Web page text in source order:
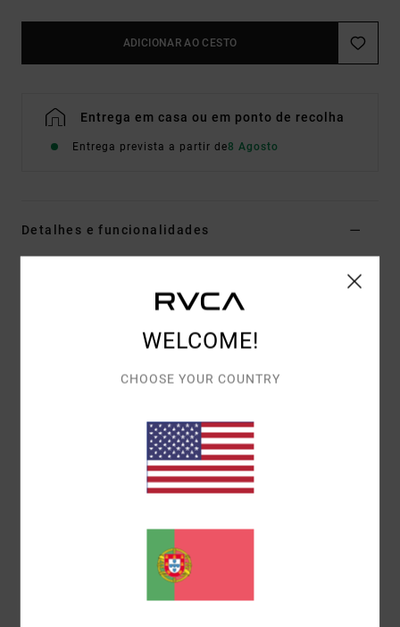
ADICIONAR AO CESTO
Entrega em casa ou em ponto de recolha
Entrega prevista a partir de8 Agosto
Detalhes e funcionalidades
Código de Cor
algodão orgânico [160 g/m2]
estampado frontal impressa em
[Tecido principal] 100% algodão orgânico
Envio& Devoluciones
WELCOME!
CHOOSE YOUR COUNTRY